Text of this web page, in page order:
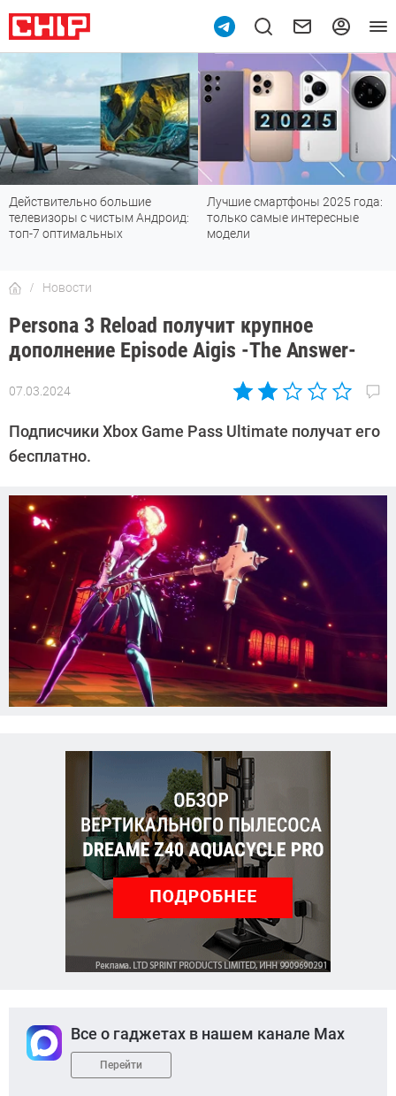
Лучшие смартфоны 2025 года:
только самые интересные
модели
Смартфоны до 30 000 рублей с
хорошей камерой: топ-6
лучших
Новости
Persona 3 Reload получит крупное
дополнение Episode Aigis -The Answer-
07.03.2024
Автор:
Довлатова
Подписчики Xbox Game Pass Ultimate получат его
бесплатно.
Все о гаджетах в нашем канале Max
Перейти